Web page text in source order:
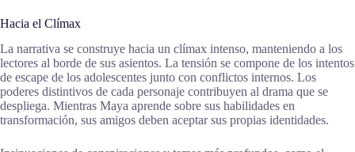
Hacia el Clímax
La narrativa se construye hacia un clímax intenso, manteniendo a los
lectores al borde de sus asientos. La tensión se compone de los intentos
de escape de los adolescentes junto con conflictos internos. Los
poderes distintivos de cada personaje contribuyen al drama que se
despliega. Mientras Maya aprende sobre sus habilidades en
transformación, sus amigos deben aceptar sus propias identidades.